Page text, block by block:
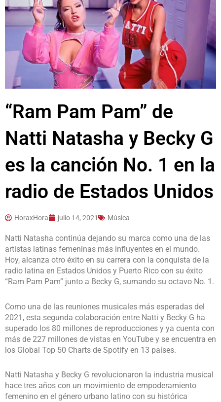
“Ram Pam Pam” de
Natti Natasha y Becky G
es la canción No. 1 en la
radio de Estados Unidos
HoraxHora julio 14, 2021 Música
Natti Natasha continúa dejando su marca como una de las
artistas latinas femeninas más influyentes en el mundo.
Hoy, alcanza otro éxito en su carrera con la conquista de la
radio latina en Estados Unidos y Puerto Rico con su éxito
“Ram Pam Pam” junto a Becky G, sumando su octavo No. 1.
Como una de las reuniones musicales más esperadas del
2021, esta segunda colaboración entre Natti y Becky G ha
superado los 80 millones de reproducciones y ya cuenta con
más de 227 millones de vistas en YouTube y se encuentra en
los Global Top 50 Charts de Spotify en 13 países.
Natti Natasha y Becky G revolucionaron la industria musical
hace tres años con un movimiento de empoderamiento
femenino en el género urbano latino con su histórica